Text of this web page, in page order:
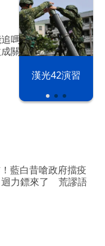
漢光42演習
嗎？投信終結連32
關鍵
藍白昔嗆政府擋疫
迴力鏢來了 荒謬語